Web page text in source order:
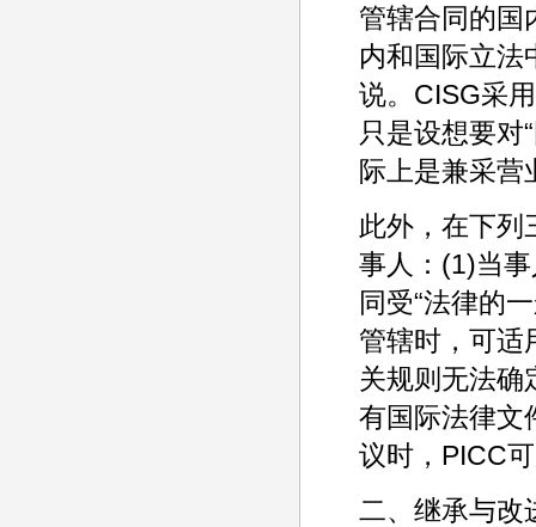
管辖合同的国
内和国际立法
说。CISG采
只是设想要对
际上是兼采营
此外，在下列
事人：(1)当
同受“法律的
管辖时，可适
关规则无法确
有国际法律文
议时，PICC
二、继承与改